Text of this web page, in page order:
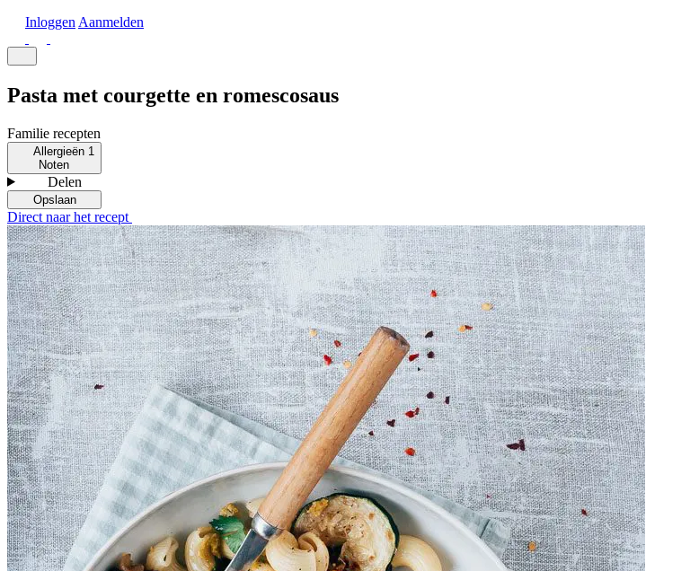
Inloggen Aanmelden
Pasta met courgette en romescosaus
Familie recepten
Allergieën 1
Noten
Delen
Opslaan
Direct naar het recept